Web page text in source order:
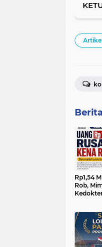
Artikel
Rp1,54
Rob,